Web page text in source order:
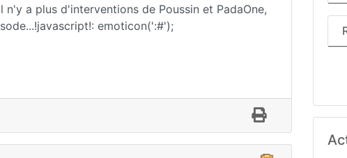
a plus d'interventions de Poussin et PadaOne,
emoticon(':#');